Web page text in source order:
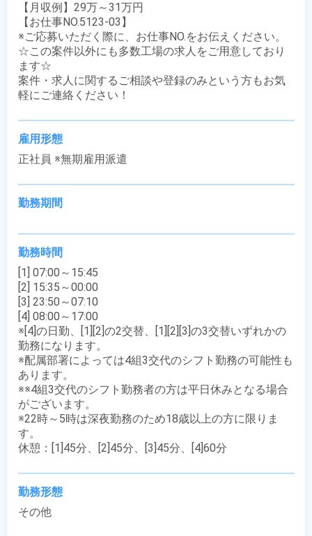
【月収例】29万～31万円
【お仕事NO.5123-03】
※ご応募いただく際に、お仕事NO.をお伝えください。
☆この案件以外にも多数工場の求人をご用意しており
ます☆
案件・求人に関するご相談や登録のみという方もお気
軽にご連絡ください！
雇用形態
正社員 ※無期雇用派遣
勤務期間
勤務時間
[1] 07:00～15:45
[2] 15:35～00:00
[3] 23:50～07:10
[4] 08:00～17:00
※[4]の日勤、[1][2]の2交替、[1][2][3]の3交替いずれかの
勤務になります。
※配属部署によっては4組3交代のシフト勤務の可能性も
あります。
※※4組3交代のシフト勤務者の方は平日休みとなる場合
がございます。
※22時～5時は深夜勤務のため18歳以上の方に限りま
す。
休憩：[1]45分、[2]45分、[3]45分、[4]60分
勤務形態
その他